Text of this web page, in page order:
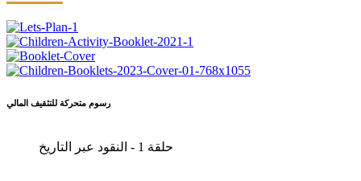
رسوم متحركة للتثقيف المالي
حلقة 1 - النقود عبر التاريخ